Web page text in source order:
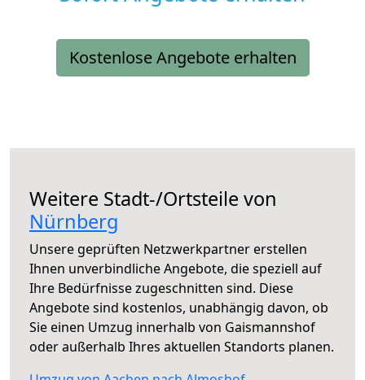
Kostenlose Angebote erhalten
Weitere Stadt-/Ortsteile von
Nürnberg
Unsere geprüften Netzwerkpartner erstellen
Ihnen unverbindliche Angebote, die speziell auf
Ihre Bedürfnisse zugeschnitten sind. Diese
Angebote sind kostenlos, unabhängig davon, ob
Sie einen Umzug innerhalb von Gaismannshof
oder außerhalb Ihres aktuellen Standorts planen.